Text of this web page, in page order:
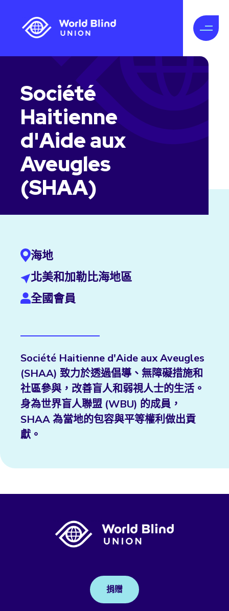
Société
Haitienne
d'Aide aux
Aveugles
(SHAA)
海地
北美和加勒比海地區
全國會員
Société Haitienne d'Aide aux Aveugles
(SHAA) 致力於透過倡導、無障礙措施和
社區參與，改善盲人和弱視人士的生活。
身為世界盲人聯盟 (WBU) 的成員，
SHAA 為當地的包容與平等權利做出貢
獻。
捐贈